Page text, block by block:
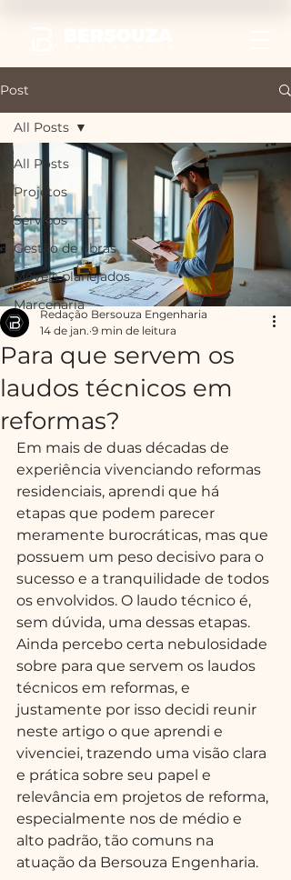
Post
All Posts
Projetos
Serviços
Gestão de obras
Móveis planejados
Marcenaria
All Posts
Para que servem os
laudos técnicos em
reformas?
Redação Bersouza Engenharia
14 de jan. 9 min de leitura
Em mais de duas décadas de
experiência vivenciando reformas
residenciais, aprendi que há
etapas que podem parecer
meramente burocráticas, mas que
possuem um peso decisivo para o
sucesso e a tranquilidade de todos
os envolvidos. O laudo técnico é,
sem dúvida, uma dessas etapas.
Ainda percebo certa nebulosidade
sobre para que servem os laudos
técnicos em reformas, e
justamente por isso decidi reunir
neste artigo o que aprendi e
vivenciei, trazendo uma visão clara
e prática sobre seu papel e
relevância em projetos de reforma,
especialmente nos de médio e
alto padrão, tão comuns na
atuação da Bersouza Engenharia.